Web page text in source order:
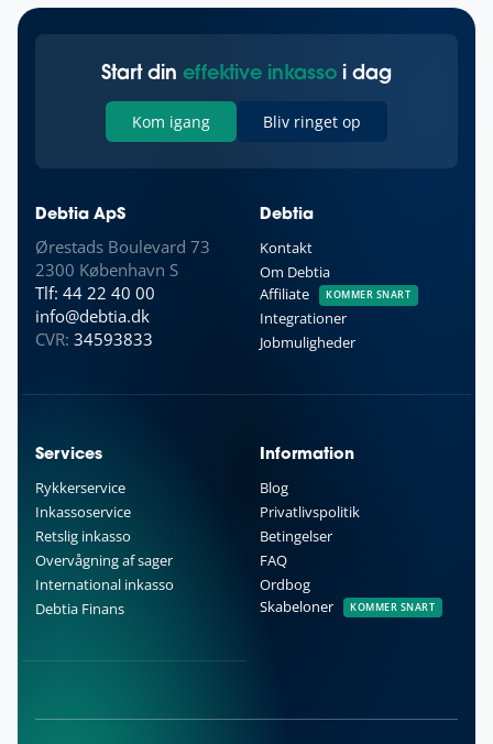
Start din effektive inkasso i dag
Kom igang Bliv ringet op
Debtia ApS
Ørestads Boulevard 73
2300 København S
Tlf: 44 22 40 00
info@debtia.dk
CVR: 34593833
Debtia
Kontakt
Om Debtia
Affiliate
KOMMER SNART
Integrationer
Jobmuligheder
Services
Rykkerservice
Inkassoservice
Retslig inkasso
Overvågning af sager
International inkasso
Debtia Finans
Information
Blog
Privatlivspolitik
Betingelser
FAQ
Ordbog
Skabeloner
KOMMER SNART